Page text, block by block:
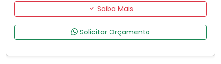
Saiba Mais
Solicitar Orçamento